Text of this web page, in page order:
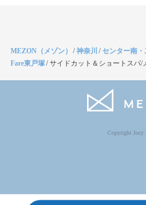
MEZON（メゾン） /神奈川 /センター南
Fare東戸塚/サイドカット＆ショートスパ/
Copyright Jocy